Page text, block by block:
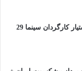
درگذشت رضا امینیان دستیار کارگردان سینما 29